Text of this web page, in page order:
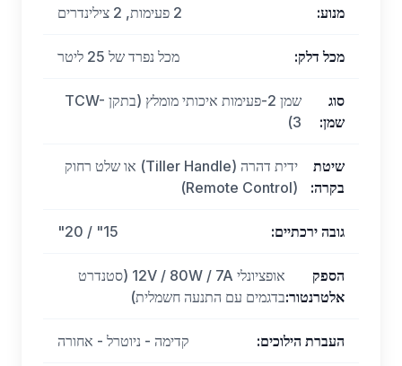
מנוע: 2 פעימות, 2 צילינדרים
מכל דלק: מכל נפרד של 25 ליטר
סוג
שמן:
שמן 2-פעימות איכותי מומלץ (בתקן TCW-
3)
שיטת
בקרה:
ידית דהרה (Tiller Handle) או שלט רחוק
(Remote Control)
גובה ירכתיים:
15" / 20"
הספק
אלטרנטור:
אופציונלי 12V / 80W / 7A (סטנדרט
בדגמים עם התנעה חשמלית)
העברת הילוכים: קדימה - ניוטרל - אחורה